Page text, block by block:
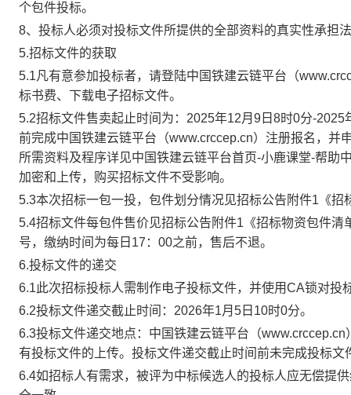
个包件投标。
8、投标人必须对投标文件所提供的全部资料的真实性承担
5.招标文件的获取
5.1凡有意参加投标者，请登陆中国铁建云链平台（
标书费、下载电子招标文件。
5.2招标文件售卖起止时间为： 2025年12月 9 日 8时0分-2025
前完成中国铁建云链平台（www.crccep.cn）注册报名，并
所需资料及程序详见中国铁建云链平台首页-小鹿课堂-帮助
加密和上传，购买招标文件不受影响。
5.3本次招标一包一投，包件划分情况见招标公告附件1《招
5.4招标文件每包件售价见招标公告附件1 《招标物资包件清
号， 缴纳时间为每日 17：00之前， 售后不退。
6.投标文件的递交
6.1此次招标投标人需制作电子投标文件，并使用CA锁对
6.2投标文件递交截止时间： 2026年1月 5 日 10时0分。
6.3投标文件递交地点：中国铁建云链平台 （www.crccep.cn
有投标文件的上传。 投标文件递交截止时间前未完成投标文
6.4如招标人有需求，被评为中标候选人的投标人应无偿提